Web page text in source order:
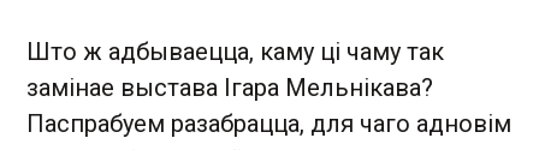
Што ж адбываецца, каму ці чаму так
замінае выстава Ігара Мельнікава?
Паспрабуем разабрацца, для чаго адновім